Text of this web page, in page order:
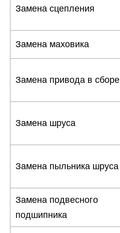
Замена сцепления
Замена маховика
Замена привода в сборе
Замена шруса
Замена пыльника шруса
Замена подвесного
подшипника